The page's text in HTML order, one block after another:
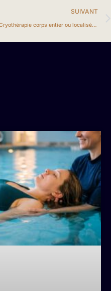
SUIVANT
Cryothérapie corps entier ou localisée : comment savoir laquelle vous correspond ?